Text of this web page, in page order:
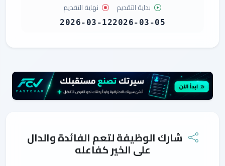
بداية التقديم
2026-03-05
نهاية التقديم
2026-03-12
شارك الوظيفة لتعم الفائدة والدال
على الخير كفاعله